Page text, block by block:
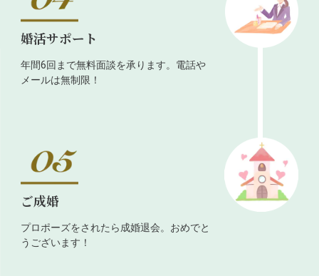
婚活サポート
年間6回まで無料面談を承ります。電話や
メールは無制限！
ご成婚
プロポーズをされたら成婚退会。おめでと
うございます！